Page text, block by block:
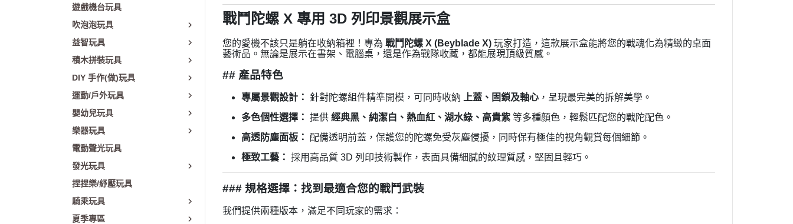
遊戲機台玩具
吹泡泡玩具
益智玩具
積木拼裝玩具
DIY 手作(做)玩具
運動/戶外玩具
嬰幼兒玩具
樂器玩具
電動聲光玩具
發光玩具
捏捏樂/紓壓玩具
騎乘玩具
夏季專區
戰鬥陀螺 X 專用 3D 列印景觀展示盒
您的愛機不該只是躺在收納箱裡！專為 戰鬥陀螺 X (Beyblade X) 玩家打造，這款展示盒能將您的戰魂化為精緻的桌面
藝術品。無論是展示在書架、電腦桌，還是作為戰隊收藏，都能展現頂級質感。
## 產品特色
專屬景觀設計： 針對陀螺組件精準開模，可同時收納 上蓋、固鎖及軸心 ，呈現最完美的拆解美學。
多色個性選擇： 提供 經典黑、純潔白、熱血紅、湖水綠、高貴紫 等多種顏色，輕鬆匹配您的戰陀配色。
高透防塵面板：
配備透明前蓋，保護您的陀螺免受灰塵侵擾，同時保有極佳的視角觀賞每個細節。
極致工藝： 採用高品質 3D 列印技術製作，表面具備細膩的紋理質感，堅固且輕巧。
### 規格選擇：找到最適合您的戰鬥武裝
我們提供兩種版本，滿足不同玩家的需求：